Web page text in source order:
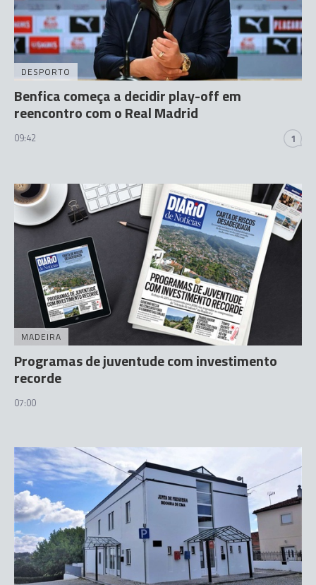
DESPORTO
Benfica começa a decidir play-off em
reencontro com o Real Madrid
09:42 1
MADEIRA
Programas de juventude com investimento
recorde
07:00